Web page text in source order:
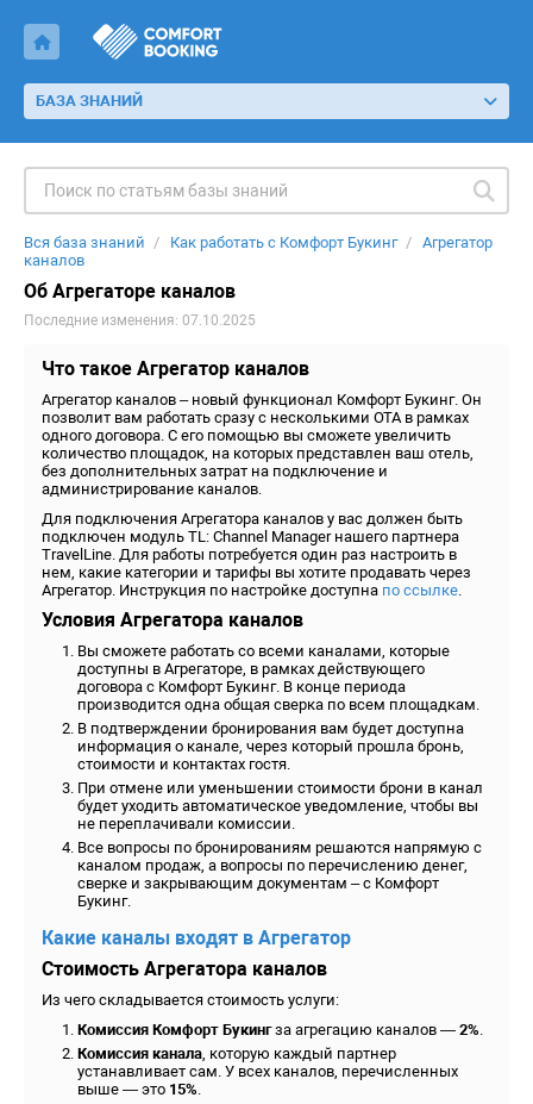
БАЗА ЗНАНИЙ
Вся база знаний Как работать с Комфорт Букинг
Агрегатор
каналов
Об Агрегаторе каналов
Последние изменения: 07.10.2025
Что такое Агрегатор каналов
Агрегатор каналов – новый функционал Комфорт Букинг. Он
позволит вам работать сразу с несколькими ОТА в рамках
одного договора. С его помощью вы сможете увеличить
количество площадок, на которых представлен ваш отель,
без дополнительных затрат на подключение и
администрирование каналов.
Для подключения Агрегатора каналов у вас должен быть
подключен модуль TL: Channel Manager нашего партнера
TravelLine. Для работы потребуется один раз настроить в
нем, какие категории и тарифы вы хотите продавать через
Агрегатор. Инструкция по настройке доступна по ссылке.
Условия Агрегатора каналов
Вы сможете работать со всеми каналами, которые
доступны в Агрегаторе, в рамках действующего
договора с Комфорт Букинг. В конце периода
производится одна общая сверка по всем площадкам.
В подтверждении бронирования вам будет доступна
информация о канале, через который прошла бронь,
стоимости и контактах гостя.
При отмене или уменьшении стоимости брони в канал
будет уходить автоматическое уведомление, чтобы вы
не переплачивали комиссии.
Все вопросы по бронированиям решаются напрямую с
каналом продаж, а вопросы по перечислению денег,
сверке и закрывающим документам – с Комфорт
Букинг.
Какие каналы входят в Агрегатор
Стоимость Агрегатора каналов
Из чего складывается стоимость услуги:
Комиссия Комфорт Букингза агрегацию каналов — 2%.
Комиссия канала, которую каждый партнер
устанавливает сам. У всех каналов, перечисленных
выше — это 15%.